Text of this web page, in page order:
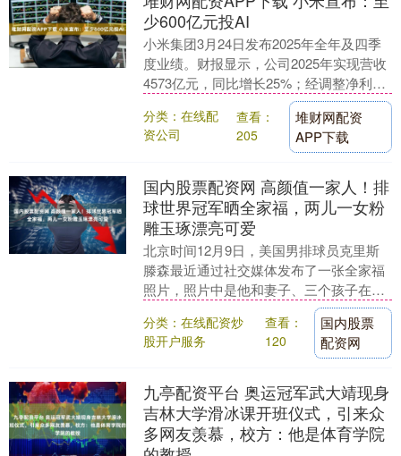
少600亿元投AI
小米集团3月24日发布2025年全年及四季
度业绩。财报显示，公司2025年实现营收
4573亿元，同比增长25%；经调整净利润
392亿元，同比增长43.8%；毛利....
分类：在线配
资公司
查看：
205
堆财网配资
APP下载
国内股票配资网 高颜值一家人！排
球世界冠军晒全家福，两儿一女粉
雕玉琢漂亮可爱
北京时间12月9日，美国男排球员克里斯
滕森最近通过社交媒体发布了一张全家福
照片，照片中是他和妻子、三个孩子在海
边拍摄的温馨画面，立刻吸引了大量网友
的关注。 从这....
分类：在线配资炒
股开户服务
查看：
120
国内股票
配资网
九亭配资平台 奥运冠军武大靖现身
吉林大学滑冰课开班仪式，引来众
多网友羡慕，校方：他是体育学院